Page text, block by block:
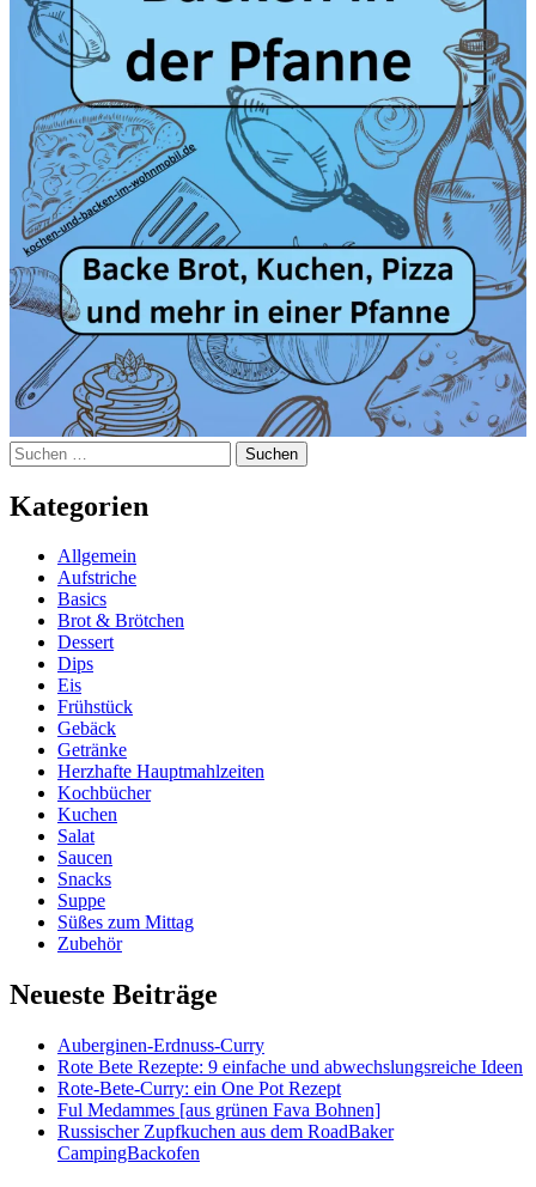
Suchen
nach:
Kategorien
Allgemein
Aufstriche
Basics
Brot & Brötchen
Dessert
Dips
Eis
Frühstück
Gebäck
Getränke
Herzhafte Hauptmahlzeiten
Kochbücher
Kuchen
Salat
Saucen
Snacks
Suppe
Süßes zum Mittag
Zubehör
Neueste Beiträge
Auberginen-Erdnuss-Curry
Rote Bete Rezepte: 9 einfache und abwechslungsreiche Ideen
Rote-Bete-Curry: ein One Pot Rezept
Ful Medammes [aus grünen Fava Bohnen]
Russischer Zupfkuchen aus dem RoadBaker
CampingBackofen